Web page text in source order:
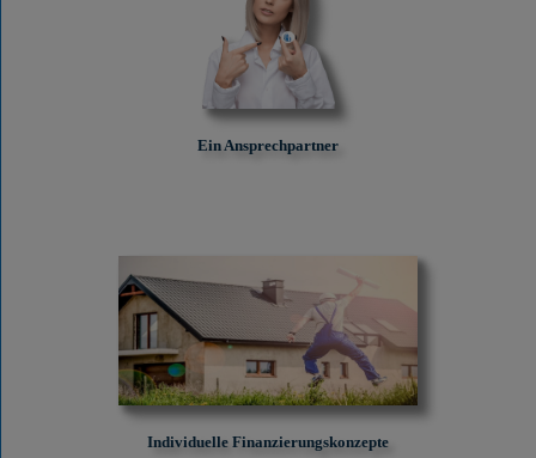
Ein Ansprechpartner
Individuelle Finanzierungskonzepte